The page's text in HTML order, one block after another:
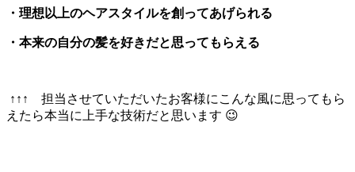
・理想以上のヘアスタイルを創ってあげられる
・本来の自分の髪を好きだと思ってもらえる
↑↑↑ 担当させていただいたお客様にこんな風に思ってもら
えたら本当に上手な技術だと思います 😉